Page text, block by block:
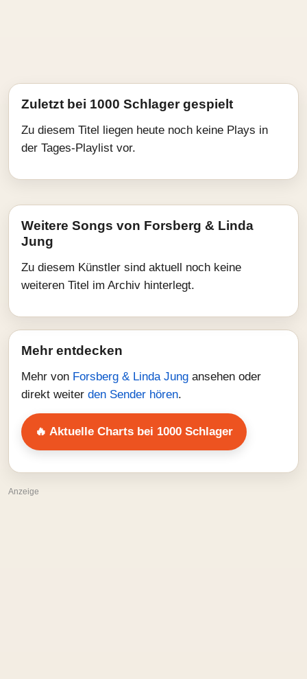
Zuletzt bei 1000 Schlager gespielt
Zu diesem Titel liegen heute noch keine Plays in
der Tages-Playlist vor.
Weitere Songs von Forsberg & Linda
Jung
Zu diesem Künstler sind aktuell noch keine
weiteren Titel im Archiv hinterlegt.
Mehr entdecken
Mehr von Forsberg & Linda Jung ansehen oder
direkt weiter den Sender hören.
🔥 Aktuelle Charts bei 1000 Schlager
Anzeige